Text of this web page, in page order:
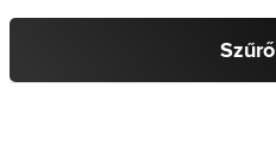
Szűrő